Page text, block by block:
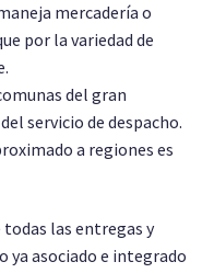
mercadería o
por la variedad de
del gran
servicio de despacho.
a regiones es
todas las entregas y
ya asociado e integrado